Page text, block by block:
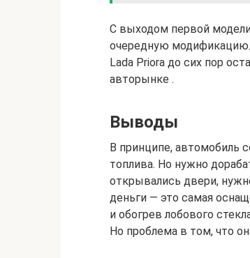
С выходом первой
очередную модификацию.
Lada Priora до сих пор
авторынке .
Выводы
В принципе, автомобиль
топлива. Но нужно
открывались двери,
деньги — это самая
и обогрев лобового
Но проблема в том, что